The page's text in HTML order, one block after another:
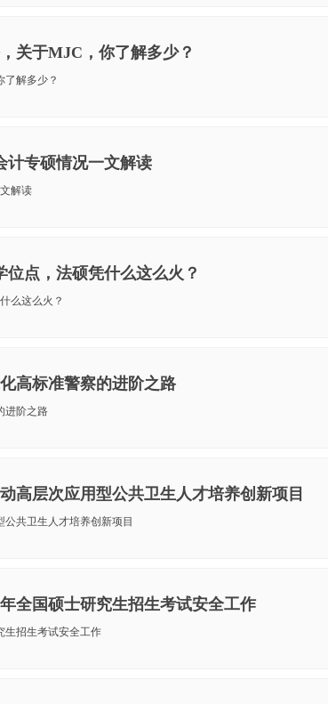
关于MJC，你了解多少？
了解多少？
计专硕情况一文解读
解读
位点，法硕凭什么这么火？
么这么火？
高标准警察的进阶之路
进阶之路
高层次应用型公共卫生人才培养创新项目
共卫生人才培养创新项目
全国硕士研究生招生考试安全工作
生招生考试安全工作